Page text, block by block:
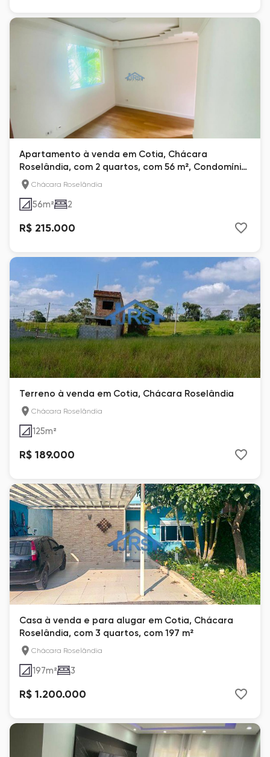
Apartamento à venda em Cotia, Chácara
Roselândia, com 2 quartos, com 56 m², Condomínio
Cotia Verde
Chácara Roselândia
56m² 2
R$ 215.000
Terreno à venda em Cotia, Chácara Roselândia
Chácara Roselândia
125m²
R$ 189.000
Casa à venda e para alugar em Cotia, Chácara
Roselândia, com 3 quartos, com 197 m²
Chácara Roselândia
197m² 3
R$ 1.200.000